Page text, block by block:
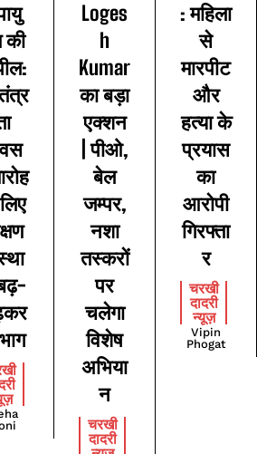
की
Loges
h
Kumar
का बड़ा
एक्शन
| पीओ,
बेल
जम्पर,
नशा
तस्करों
पर
चलेगा
विशेष
अभिया
न
चरखी
दादरी
: महिला
से
मारपीट
और
हत्या के
प्रयास
का
आरोपी
गिरफ्ता
र
चरखी
दादरी
न्यूज़
Vipin
Phogat